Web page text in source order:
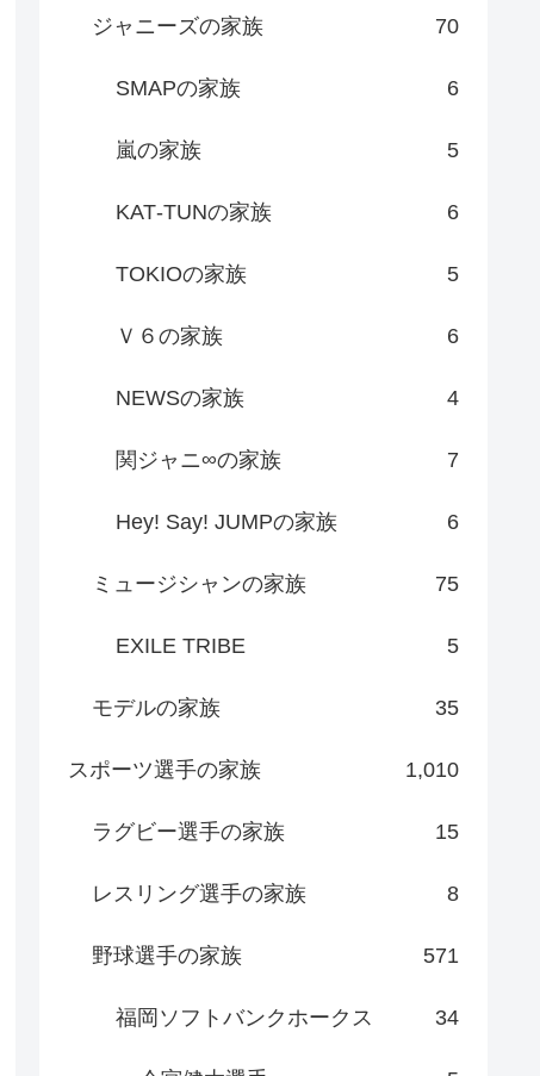
ジャニーズの家族 70
SMAPの家族 6
嵐の家族 5
KAT‐TUNの家族 6
TOKIOの家族 5
Ｖ６の家族 6
NEWSの家族 4
関ジャニ∞の家族 7
Hey! Say! JUMPの家族 6
ミュージシャンの家族 75
EXILE TRIBE 5
モデルの家族 35
スポーツ選手の家族 1,010
ラグビー選手の家族 15
レスリング選手の家族 8
野球選手の家族 571
福岡ソフトバンクホークス 34